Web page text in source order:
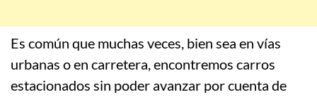
Es común que muchas veces, bien sea en vías
urbanas o en carretera, encontremos carros
estacionados sin poder avanzar por cuenta de